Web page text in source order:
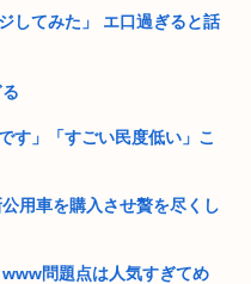
てしまう…
してみた」 エ口過ぎると話
す」「すごい民度低い」こ
用車を購入させ贅を尽くし
問題点は人気すぎてめ